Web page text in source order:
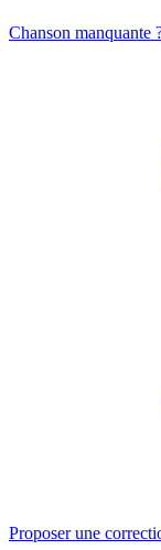
Chanson manquante
Proposer une